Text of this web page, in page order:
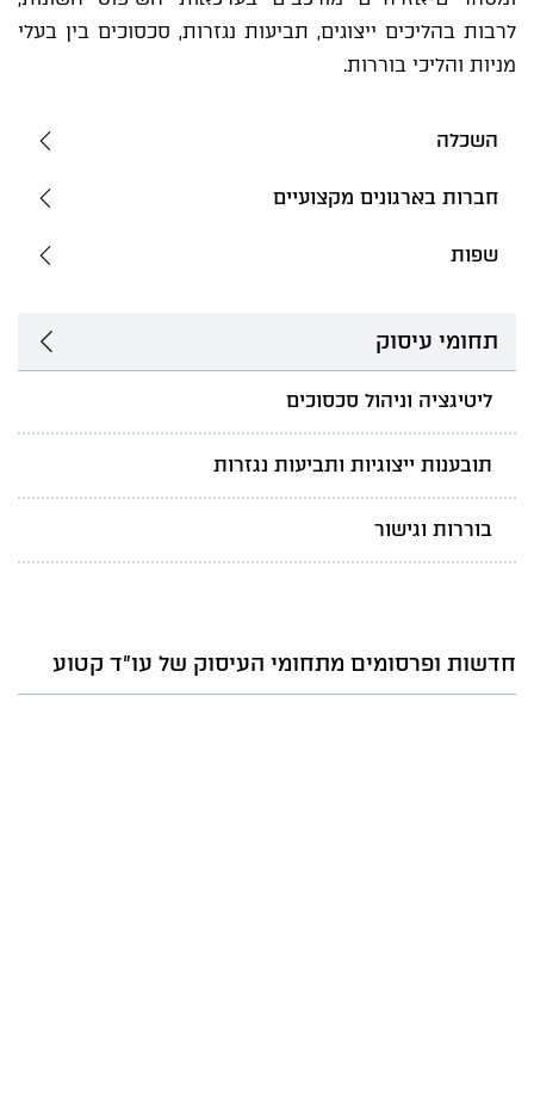
לרבות בהליכים ייצוגים, תביעות נגזרות, סכסוכים בין בעלי
מניות והליכי בוררות.
השכלה
חברות בארגונים מקצועיים
שפות
תחומי עיסוק
ליטיגציה וניהול סכסוכים
תובענות ייצוגיות ותביעות נגזרות
בוררות וגישור
חדשות ופרסומים מתחומי העיסוק של עו"ד קטוע